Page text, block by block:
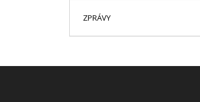
ZPRÁVY